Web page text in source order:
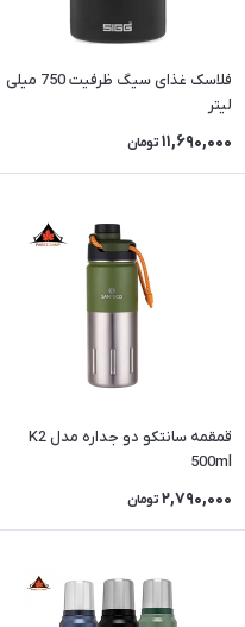
فلاسک غذای سیگ ظرفیت 750 میلی
لیتر
11,690,000 تومان
قمقمه سانتکو دو جداره مدل K2
500ml
2,790,000 تومان